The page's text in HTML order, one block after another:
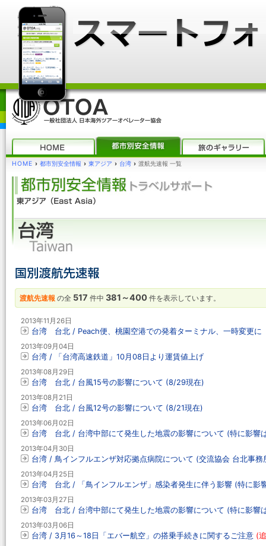
HOME › 都市別安全情報 › 東アジア › 台湾 › 渡航先速報 一覧
渡航先速報 の全 517 件中 381～400 件を表示しています。
2013年11月26日
台湾 台北 / Peach便、桃園空港での発着ターミナル、一時変更に
2013年09月04日
台湾 / 「台湾高速鉄道」10月08日より運賃値上げ
2013年08月29日
台湾 台北 / 台風15号の影響について (8/29現在)
2013年08月21日
台湾 台北 / 台風12号の影響について (8/21現在)
2013年06月02日
台湾 台北 / 台湾中部にて発生した地震の影響について (特に影響
2013年04月30日
台湾 / 鳥インフルエンザ対応拠点病院について (交流協会 台北事務
2013年04月25日
台湾 台北 / 「鳥インフルエンザ」感染者発生に伴う影響 (特に影
2013年03月27日
台湾 台北 / 台湾中部にて発生した地震の影響について (特に影響
2013年03月06日
台湾 / 3月16～18日「エバー航空」の搭乗手続きに関するご注意 (